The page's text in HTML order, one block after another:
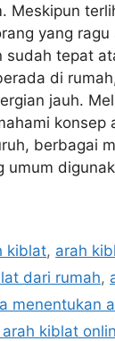
Meskipun
yang ragu
sudah tepat
di
jauh.
konsep
berbagai
umum
kiblat, arah
dari rumah,
menentukan
arah kiblat